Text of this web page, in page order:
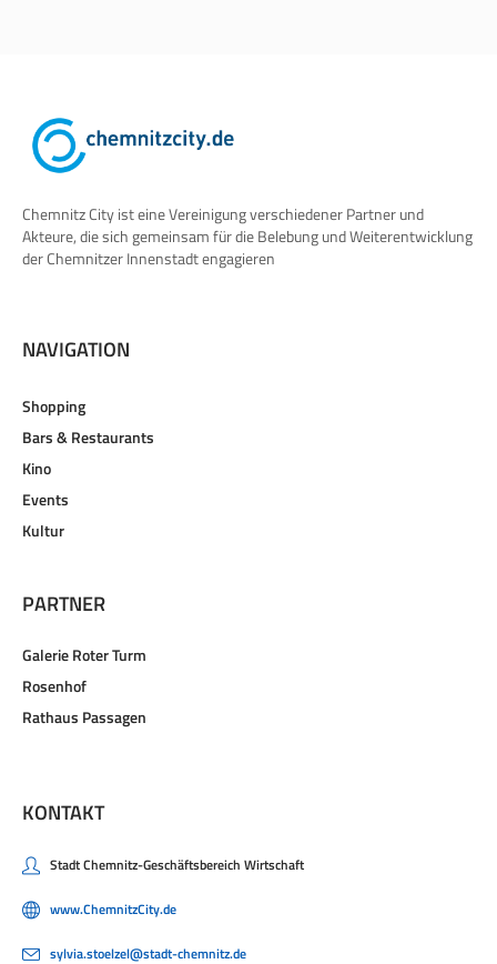
Chemnitz City ist eine Vereinigung verschiedener Partner und
Akteure, die sich gemeinsam für die Belebung und Weiterentwicklung
der Chemnitzer Innenstadt engagieren
NAVIGATION
Shopping
Bars & Restaurants
Kino
Events
Kultur
PARTNER
Galerie Roter Turm
Rosenhof
Rathaus Passagen
KONTAKT
Stadt Chemnitz-Geschäftsbereich Wirtschaft
www.ChemnitzCity.de
sylvia.stoelzel@stadt-chemnitz.de